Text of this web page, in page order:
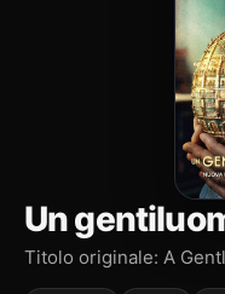
Un
Titolo originale: A